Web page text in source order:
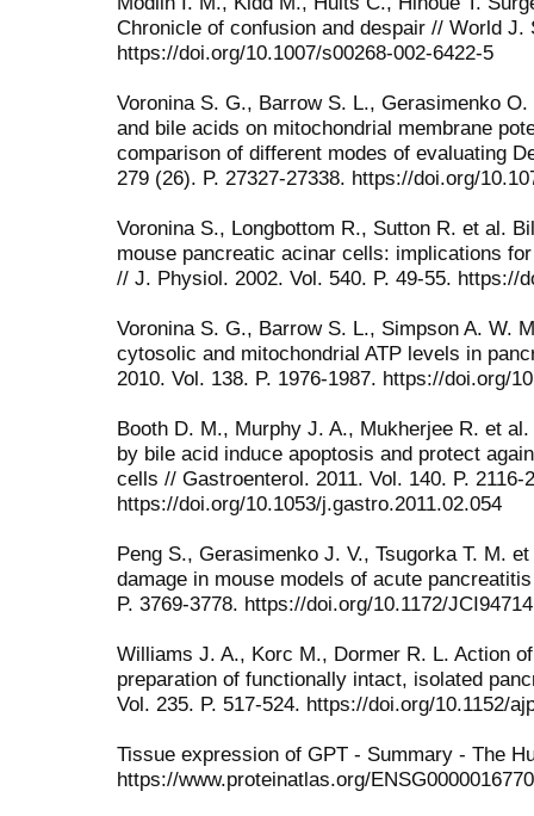
Chronicle of confusion and despair // World J.
https://doi.org/10.1007/s00268-002-6422-5
Voronina S. G., Barrow S. L., Gerasimenko
and bile acids on mitochondrial membrane
comparison of different modes of evaluating
279 (26). P. 27327-27338. https://doi.org/
Voronina S., Longbottom R., Sutton R. et al.
mouse pancreatic acinar cells: implications
// J. Physiol. 2002. Vol. 540. P. 49-55. https://
Voronina S. G., Barrow S. L., Simpson A. W.
cytosolic and mitochondrial ATP levels in
2010. Vol. 138. P. 1976-1987. https://doi.org/
Booth D. M., Murphy J. A., Mukherjee R. et
by bile acid induce apoptosis and protect
cells // Gastroenterol. 2011. Vol. 140. P. 2116-
https://doi.org/10.1053/j.gastro.2011.02.054
Peng S., Gerasimenko J. V., Tsugorka T. M.
damage in mouse models of acute
P. 3769-3778. https://doi.org/10.1172/JCI94714
Williams J. A., Korc M., Dormer R. L. Action
preparation of functionally intact, isolated
Vol. 235. P. 517-524. https://doi.org/10.1152/
Tissue expression of GPT - Summary - The
https://www.proteinatlas.org/